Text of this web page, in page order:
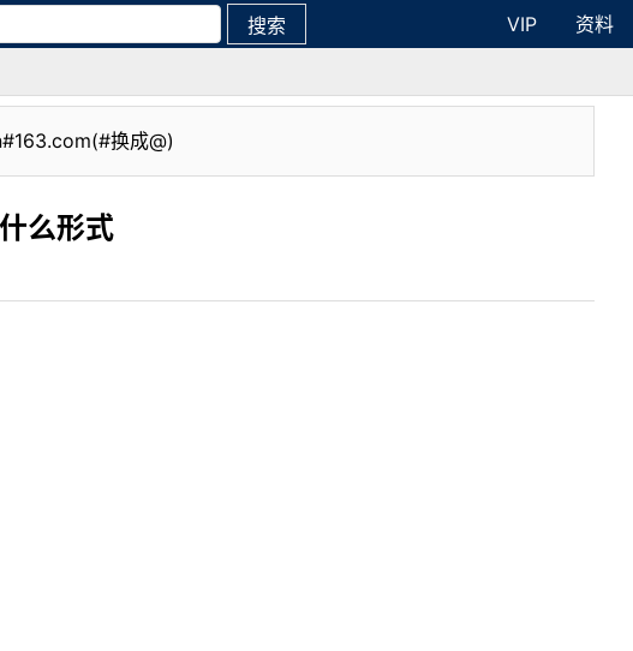
搜索 VIP
资料
换成@)
么形式